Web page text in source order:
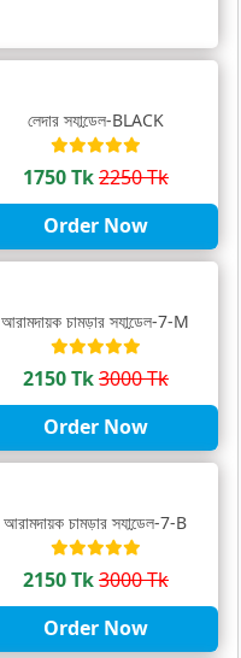
লেদার স্যান্ডেল-BLACK
1750 Tk2250 Tk
Order Now
আরামদায়ক চামড়ার স্যান্ডেল-7-M
2150 Tk3000 Tk
Order Now
আরামদায়ক চামড়ার স্যান্ডেল-7-B
2150 Tk3000 Tk
Order Now